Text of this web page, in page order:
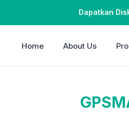
Dapatkan
Home About Us